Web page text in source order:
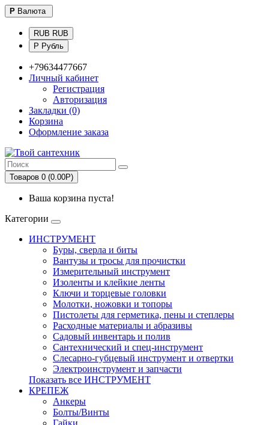
Р Валюта
RUB RUB
Р Рубль
+79634477667
Личный кабинет
Регистрация
Авторизация
Закладки (0)
Корзина
Оформление заказа
Товаров 0 (0.00Р)
Ваша корзина пуста!
Категории
ИНСТРУМЕНТ
Буры, сверла и биты
Вантузы и тросы для прочистки
Измерительный инструмент
Изоленты и клейкие ленты
Ключи и торцевые головки
Молотки, ножовки и топоры
Пистолеты для герметика, пены и степлеры
Расходные материалы и абразивы
Садовый инвентарь и полив
Сантехнический и спец-инструмент
Слесарно-губцевый инструмент и отвертки
Электроинструмент и запчасти
Показать все ИНСТРУМЕНТ
КРЕПЕЖ
Анкеры
Болты/Винты
Гайки